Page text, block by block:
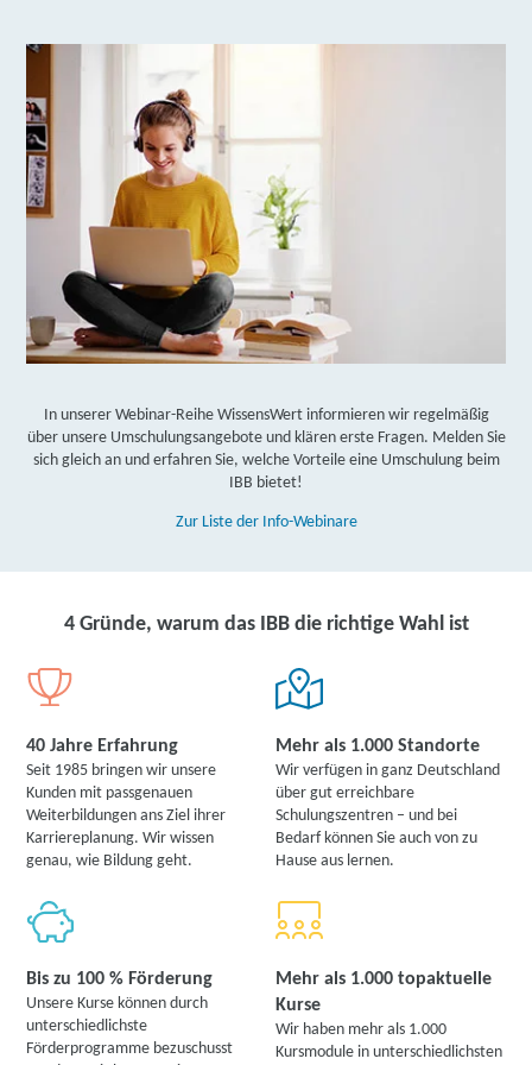
Weiterbildungsstärkungsgesetz insgesamt 2.500 Euro Prämien für
*Zwingende Voraussetzung dafür ist die Zustimmung Ihres
Kostenträgers und Ihrer zuständigen Prüfungskammer.
**Die Auszahlung des Weiterbildungsgeldes obliegt der
Entscheidung durch die Agentur für Arbeit bzw. das Jobcenter.
Gerne unterstützen wir Sie bei der Klärung!
In unserer Webinar-Reihe WissensWert informieren wir regelmäßig
über unsere Umschulungsangebote und klären erste Fragen. Melden Sie
sich gleich an und erfahren Sie, welche Vorteile eine Umschulung beim
IBB bietet!
Zur Liste der Info-Webinare
4 Gründe, warum das IBB die richtige Wahl ist
40 Jahre Erfahrung
Seit 1985 bringen wir unsere
Kunden mit passgenauen
Weiterbildungen ans Ziel ihrer
Karriereplanung. Wir wissen
genau, wie Bildung geht.
Mehr als 1.000 Standorte
Wir verfügen in ganz Deutschland
über gut erreichbare
Schulungszentren – und bei
Bedarf können Sie auch von zu
Hause aus lernen.
Bis zu 100 % Förderung
Unsere Kurse können durch
unterschiedlichste
Förderprogramme bezuschusst
Mehr als 1.000 topaktuelle
Kurse
Wir haben mehr als 1.000
Kursmodule in unterschiedlichsten